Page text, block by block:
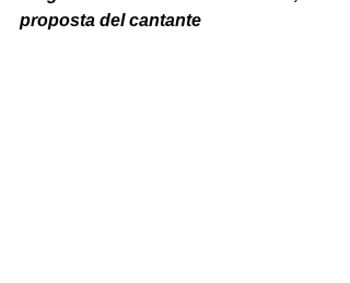
proposta del cantante